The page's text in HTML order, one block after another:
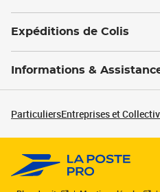
Expéditions de Colis
Informations &
ParticuliersEntreprises et